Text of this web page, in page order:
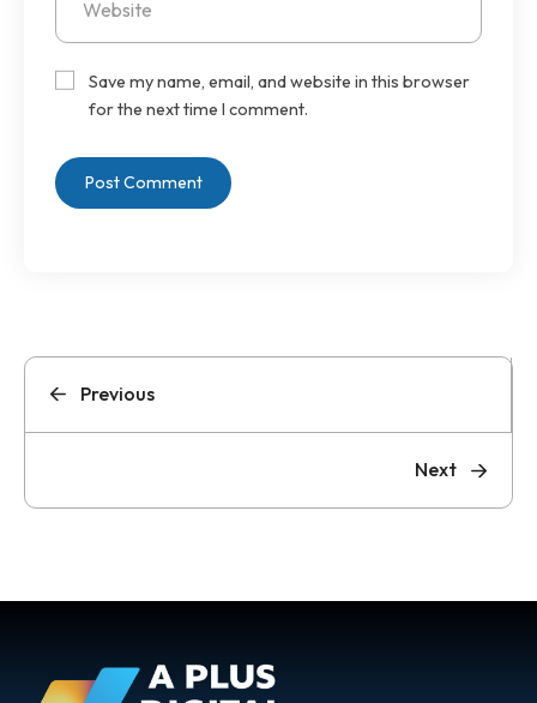
Save my name, email, and website in this browser
for the next time I comment.
Previous
Next